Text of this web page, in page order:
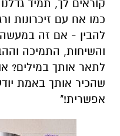
לתאר אותך במילים?
שהכיר אותך באמת
אפשרית!"